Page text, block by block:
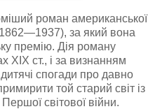
роман американської
за який вона
премію. Дія роману
ХІХ ст., і за визнанням
спогади про давно
той старий світ із
світової війни.